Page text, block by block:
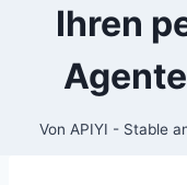
Ihren
Von APIYI - Stable